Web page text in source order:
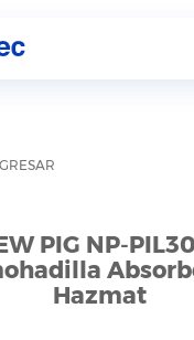
PIG NP-
Hazmat